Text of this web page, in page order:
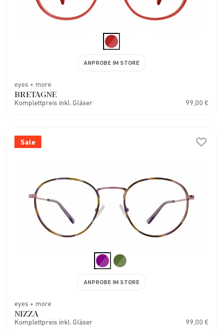
eyes + more
BRETAGNE
Komplettpreis inkl. Gläser 99,00 €
ANPROBE IM STORE
Sale
eyes + more
NIZZA
Komplettpreis inkl. Gläser 99,00 €
ANPROBE IM STORE